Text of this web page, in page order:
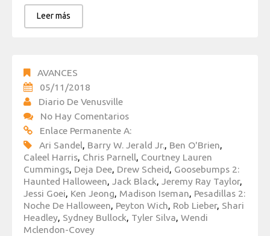
Leer más
AVANCES
05/11/2018
Diario De Venusville
No Hay Comentarios
Enlace Permanente A:
Ari Sandel, Barry W. Jerald Jr., Ben O'Brien,
Caleel Harris, Chris Parnell, Courtney Lauren
Cummings, Deja Dee, Drew Scheid, Goosebumps 2:
Haunted Halloween, Jack Black, Jeremy Ray Taylor,
Jessi Goei, Ken Jeong, Madison Iseman, Pesadillas 2:
Noche De Halloween, Peyton Wich, Rob Lieber, Shari
Headley, Sydney Bullock, Tyler Silva, Wendi
Mclendon-Covey